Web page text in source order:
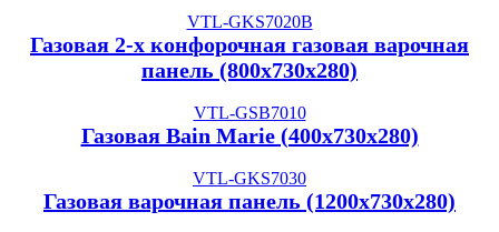
VTL-GKS7020B
Газовая 2-х конфорочная газовая варочная
панель (800x730x280)
VTL-GSB7010
Газовая Bain Marie (400x730x280)
VTL-GKS7030
Газовая варочная панель (1200x730x280)